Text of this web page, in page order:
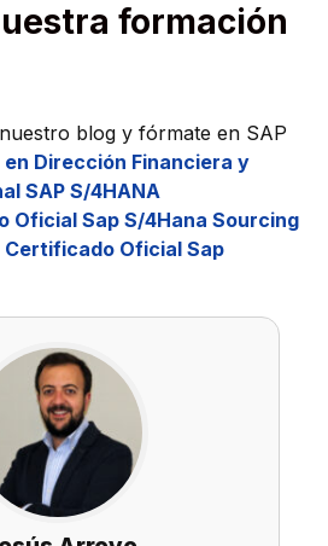
formación
blog y fórmate en SAP
Dirección Financiera y
SAP S/4HANA
Oficial Sap S/4Hana Sourcing
Certificado Oficial Sap